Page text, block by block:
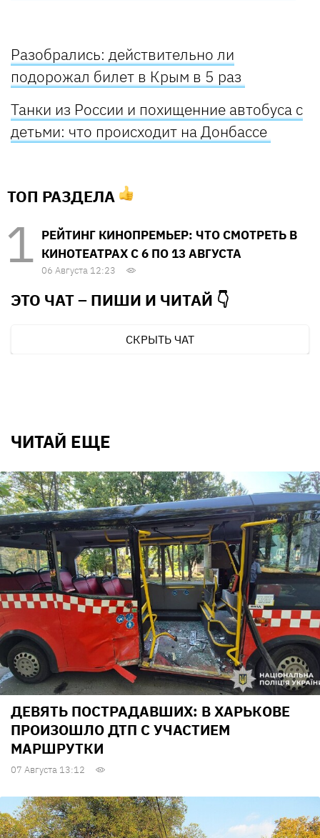
Разобрались: действительно ли
подорожал билет в Крым в 5 раз
Танки из России и похищенние автобуса с
детьми: что происходит на Донбассе
ТОП РАЗДЕЛА
РЕЙТИНГ КИНОПРЕМЬЕР: ЧТО СМОТРЕТЬ В
КИНОТЕАТРАХ С 6 ПО 13 АВГУСТА
06 Августа 12:23
ЭТО ЧАТ – ПИШИ И ЧИТАЙ 👇
СКРЫТЬ ЧАТ
ЧИТАЙ ЕЩЕ
ДЕВЯТЬ ПОСТРАДАВШИХ: В ХАРЬКОВЕ
ПРОИЗОШЛО ДТП С УЧАСТИЕМ
МАРШРУТКИ
07 Августа 13:12